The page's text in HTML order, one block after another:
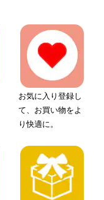
お気に入り登録し
て、お買い物をよ
り快適に。